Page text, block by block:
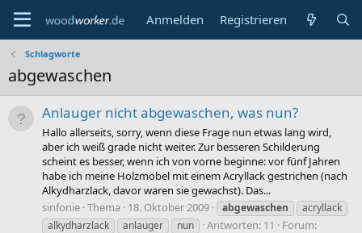
Anmelden Registrieren
Schlagworte
abgewaschen
Anlauger nicht abgewaschen, was nun?
Hallo allerseits, sorry, wenn diese Frage nun etwas lang wird,
aber ich weiß grade nicht weiter. Zur besseren Schilderung
scheint es besser, wenn ich von vorne beginne: vor fünf Jahren
habe ich meine Holzmöbel mit einem Acryllack gestrichen (nach
Alkydharzlack, davor waren sie gewachst). Das...
sinfonie Thema 18. Oktober 2009 abgewaschen
acryllack
alkydharzlack
anlauger nun Antworten: 11
Forum: